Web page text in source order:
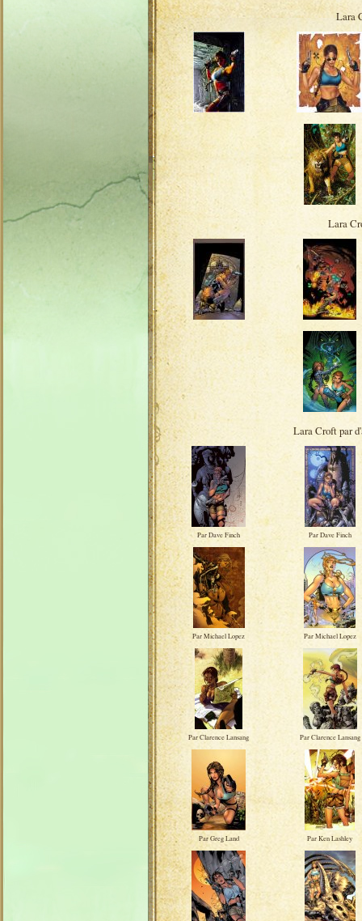
Lara
Lara
Lara Croft par
Par Dave Finch Par Dave Finch
Par Michael Lopez Par Michael Lopez
Par Clarence Lansang Par Clarence Lansang
Par Greg Land Par Ken Lashley